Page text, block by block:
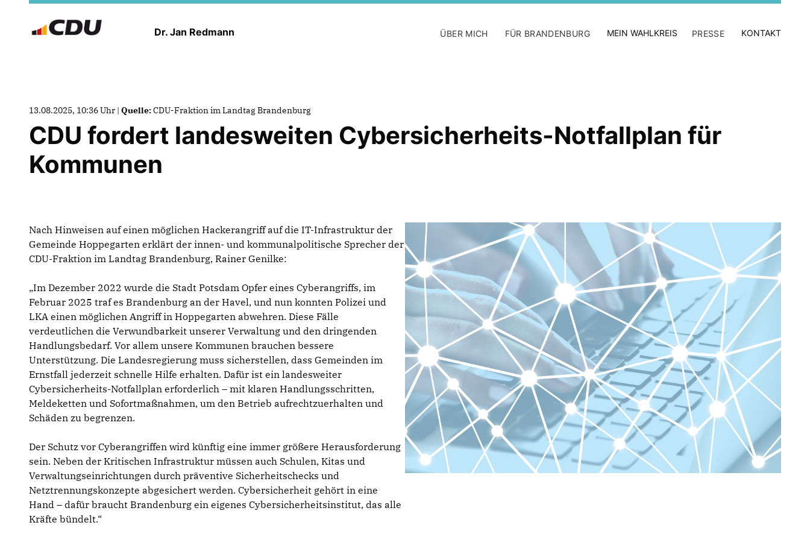
Dr. Jan Redmann ÜBER MICH FÜR BRANDENBURG MEIN WAHLKREIS PRESSE KONTAKT
13.08.2025, 10:36 Uhr | Quelle:CDU-Fraktion im Landtag Brandenburg
CDU fordert landesweiten Cybersicherheits-Notfallplan für
Kommunen
Nach Hinweisen auf einen möglichen Hackerangriff auf die IT-Infrastruktur der
Gemeinde Hoppegarten erklärt der innen- und kommunalpolitische Sprecher der
CDU-Fraktion im Landtag Brandenburg, Rainer Genilke:
Im Dezember 2022 wurde die Stadt Potsdam Opfer eines Cyberangriffs, im
Februar 2025 traf es Brandenburg an der Havel, und nun konnten Polizei und
LKA einen möglichen Angriff in Hoppegarten abwehren. Diese Fälle
verdeutlichen die Verwundbarkeit unserer Verwaltung und den dringenden
Handlungsbedarf. Vor allem unsere Kommunen brauchen bessere
Unterstützung. Die Landesregierung muss sicherstellen, dass Gemeinden im
Ernstfall jederzeit schnelle Hilfe erhalten. Dafür ist ein landesweiter
Cybersicherheits-Notfallplan erforderlich – mit klaren Handlungsschritten,
Meldeketten und Sofortmaßnahmen, um den Betrieb aufrechtzuerhalten und
Schäden zu begrenzen.
Der Schutz vor Cyberangriffen wird künftig eine immer größere Herausforderung
sein. Neben der Kritischen Infrastruktur müssen auch Schulen, Kitas und
Verwaltungseinrichtungen durch präventive Sicherheitschecks und
Netztrennungskonzepte abgesichert werden. Cybersicherheit gehört in eine
Hand – dafür braucht Brandenburg ein eigenes Cybersicherheitsinstitut, das alle
Kräfte bündelt.“